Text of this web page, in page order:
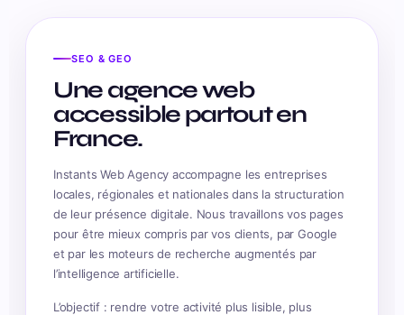
SEO & GEO
Une agence web
accessible partout en
France.
Instants Web Agency accompagne les entreprises
locales, régionales et nationales dans la structuration
de leur présence digitale. Nous travaillons vos pages
pour être mieux compris par vos clients, par Google
et par les moteurs de recherche augmentés par
l’intelligence artificielle.
L’objectif : rendre votre activité plus lisible, plus